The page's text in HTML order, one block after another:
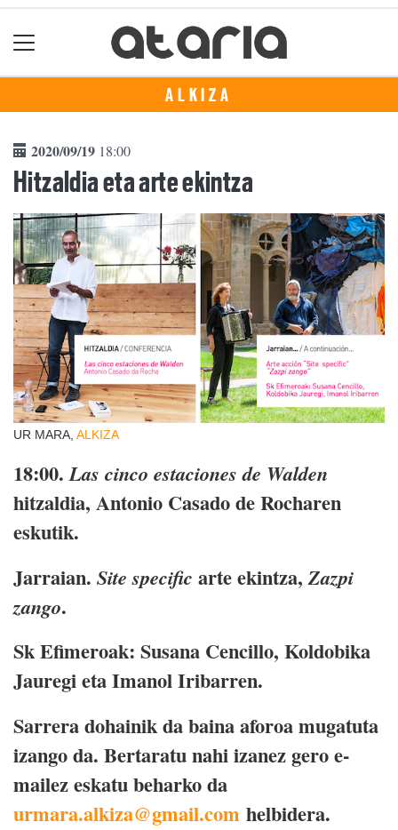
ALKIZA
2020/09/19 18:00
Hitzaldia eta arte ekintza
UR MARA, ALKIZA
18:00. Las cinco estaciones de Walden
hitzaldia, Antonio Casado de Rocharen
eskutik.
Jarraian. Site specific arte ekintza,Zazpi
zango.
Sk Efimeroak: Susana Cencillo, Koldobika
Jauregi eta Imanol Iribarren.
Sarrera dohainik da baina aforoa mugatuta
izango da. Bertaratu nahi izanez gero e-
mailez eskatu beharko da
urmara.alkiza@gmail.com helbidera.